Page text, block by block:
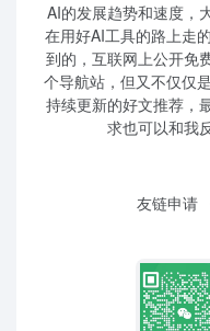
AI的发展趋势和速度，
在用好AI工具的路上走
到的，互联网上公开免
个导航站，但又不仅仅
持续更新的好文推荐，
求也可以和我
友链申请